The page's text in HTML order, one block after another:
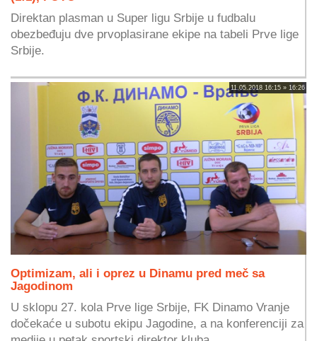
Direktan plasman u Super ligu Srbije u fudbalu
obezbeđuju dve prvoplasirane ekipe na tabeli Prve lige
Srbije.
11.05.2018 16:15 » 16:26
Optimizam, ali i oprez u Dinamu pred meč sa
Jagodinom
U sklopu 27. kola Prve lige Srbije, FK Dinamo Vranje
dočekaće u subotu ekipu Jagodine, a na konferenciji za